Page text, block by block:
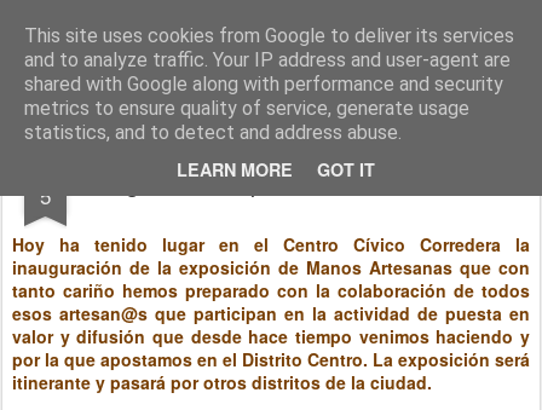
This site uses cookies from Google to deliver its services
and to analyze traffic. Your IP address and user-agent are
shared with Google along with performance and security
metrics to ensure quality of service, generate usage
statistics, and to detect and address abuse.
LEARN MORE GOT IT
entreCulturas Gestión Cultural
Pages
5 Inauguración exposición Manos Atesanas
Hoy ha tenido lugar en el Centro Cívico Corredera la
inauguración de la exposición de Manos Artesanas que con
tanto cariño hemos preparado con la colaboración de todos
esos artesan@s que participan en la actividad de puesta en
valor y difusión que desde hace tiempo venimos haciendo y
por la que apostamos en el Distrito Centro. La exposición será
itinerante y pasará por otros distritos de la ciudad.